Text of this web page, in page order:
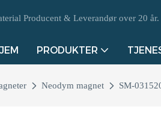
Producent & Leverandør over 20 år.
PRODUKTER
Neodym magnet SM-